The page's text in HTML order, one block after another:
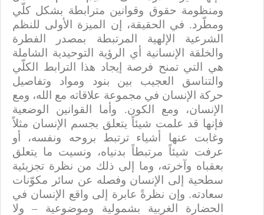
ومنظومة حقوق وقوانين مترابطة بشكل كلّي
ومطّرد. في الحقيقة، إن الميزة الأولى للنظم
الشرعية الإلهية المرتبطة بمصدر الفطرة
والخلقة الإنسانية أي الرؤية التوحيدية الشاملة
هي التي تمنح فرصة إيجاد هذا الترابط الكلّي
والتناسق العجيب بين بنود ومواد وتفاصيل
حركة الإنسان في مجموعة علاقاته مع الله، ومع
الإنسان، ومع الكون. وأما القوانين الوضعية
فإنها قد علمت شيئاً يتعلق بجسم الإنسان مثلاً
وغابت عنها أشياء ترتبط بروحه ونفسه، أو
عرفت شيئاً مرتبطاً بدنياه، ونسيت ما يتعلق
بعقباه وآخرته، وما إلى ذلك من نظرة تجزيئية
سطحية إلى الإنسان وفصله عن سائر مكوّنات
سعادته. وإن نظرةً عابرة إلى واقع الإنسان في
الحضارة الغربية بشمولية وموضوعية – ولا